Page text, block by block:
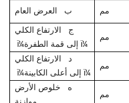
ب
العرض العام مم
ج
الارتفاع الكلي
ï¼
مم
د الارتفاع الكلي
ï¼
مم
ه
خلوص الأرض
مم